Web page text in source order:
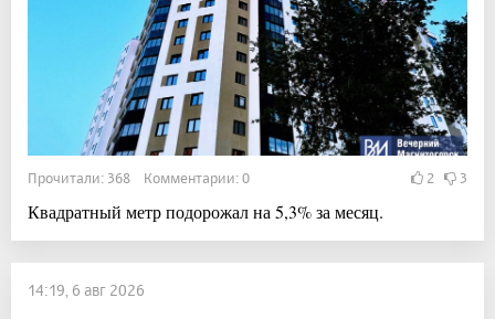
Прочитали: 368 Комментарии: 0 2 3
Квадратный метр подорожал на 5,3% за месяц.
14:19, 6 авг 2026